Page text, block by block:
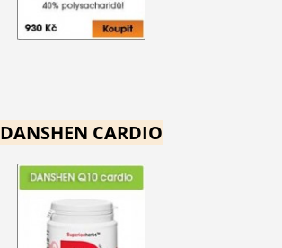
DANSHEN CARDIO